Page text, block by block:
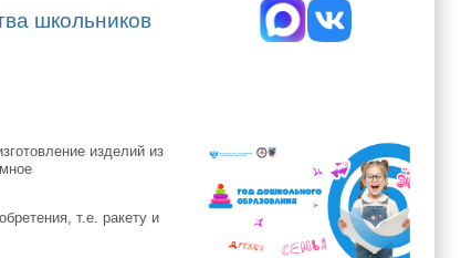
школьников
изделий из
т.е. ракету и